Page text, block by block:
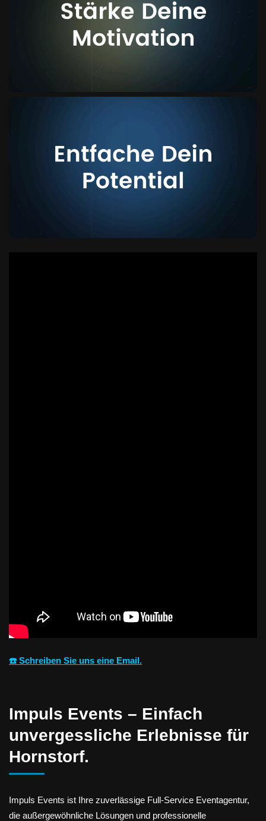
☎️ Schreiben Sie uns eine Email.
Impuls Events – Einfach
unvergessliche Erlebnisse für
Hornstorf.
Impuls Events ist Ihre zuverlässige Full-Service Eventagentur,
die außergewöhnliche Lösungen und professionelle